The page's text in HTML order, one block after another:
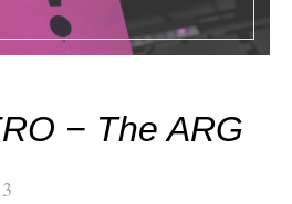
− The ARG